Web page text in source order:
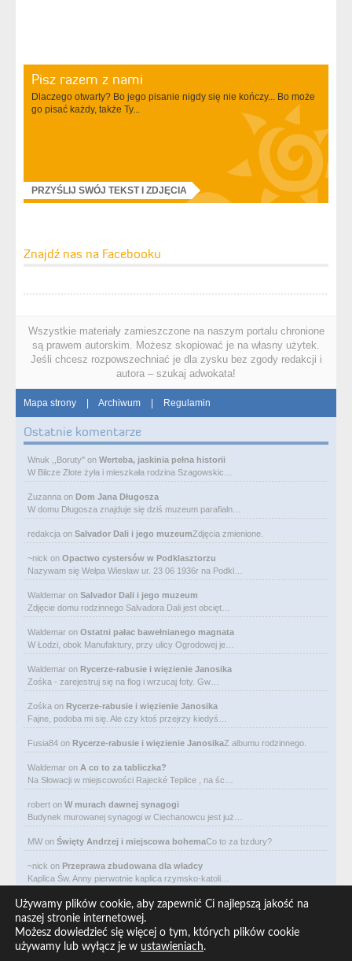
Pisz razem z nami
Dlaczego otwarty? Bo jego pisanie nigdy się nie kończy... Bo może
go pisać każdy, także Ty...
PRZYŚLIJ SWÓJ TEKST I ZDJĘCIA
Znajdź nas na Facebooku
Wszystkie materiały zamieszczone na naszym portalu chronione
są prawem autorskim. Możesz skopiować je na własny użytek.
Jeśli chcesz rozpowszechniać je dla zysku bez zgody redakcji i
autora – szukaj adwokata!
Mapa strony | Archiwum | Regulamin
Ostatnie komentarze
Wnuk ,,Boruty" on Werteba, jaskinia pełna historii
W Bilcze Złote żyła i mieszkała rodzina Szagowskic…
Zuzanna on Dom Jana Długosza
W domu Długosza znajduje się dziś muzeum parafialn…
redakcja on Salvador Dali i jego muzeumZdjęcia zmienione.
~nick on Opactwo cystersów w Podklasztorzu
Nazywam się Wełpa Wiesław ur. 23 06 1936r na Podkl…
Waldemar on Salvador Dali i jego muzeum
Zdjęcie domu rodzinnego Salvadora Dali jest obcięt…
Waldemar on Ostatni pałac bawełnianego magnata
W Łodzi, obok Manufaktury, przy ulicy Ogrodowej je…
Waldemar on Rycerze-rabusie i więzienie Janosika
Zośka - zarejestruj się na flog i wrzucaj foty. Gw…
Zośka on Rycerze-rabusie i więzienie Janosika
Fajne, podoba mi się. Ale czy ktoś przejrzy kiedyś…
Fusia84 on Rycerze-rabusie i więzienie JanosikaZ albumu rodzinnego.
Waldemar on A co to za tabliczka?
Na Słowacji w miejscowości Rajecké Teplice , na śc…
robert on W murach dawnej synagogi
Budynek murowanej synagogi w Ciechanowcu jest już…
MW on Święty Andrzej i miejscowa bohemaCo to za bzdury?
~nick on Przeprawa zbudowana dla władcy
Kaplica Św. Anny pierwotnie kaplica rzymsko-katoli…
Waldemar on Niewolniczy proceder królów Dahomeju
Zwracają uwagę lampy uliczne z bateriami słoneczny…
Waldemar on
Adam Asnyk. Poeta z mojego miasta
CIEKAWOSTKA że pod banderą Malty pływa statek m/v…
Używamy plików cookie, aby zapewnić Ci najlepszą jakość na
naszej stronie internetowej.
Możesz dowiedzieć się więcej o tym, których plików cookie
używamy lub wyłącz je w ustawieniach.